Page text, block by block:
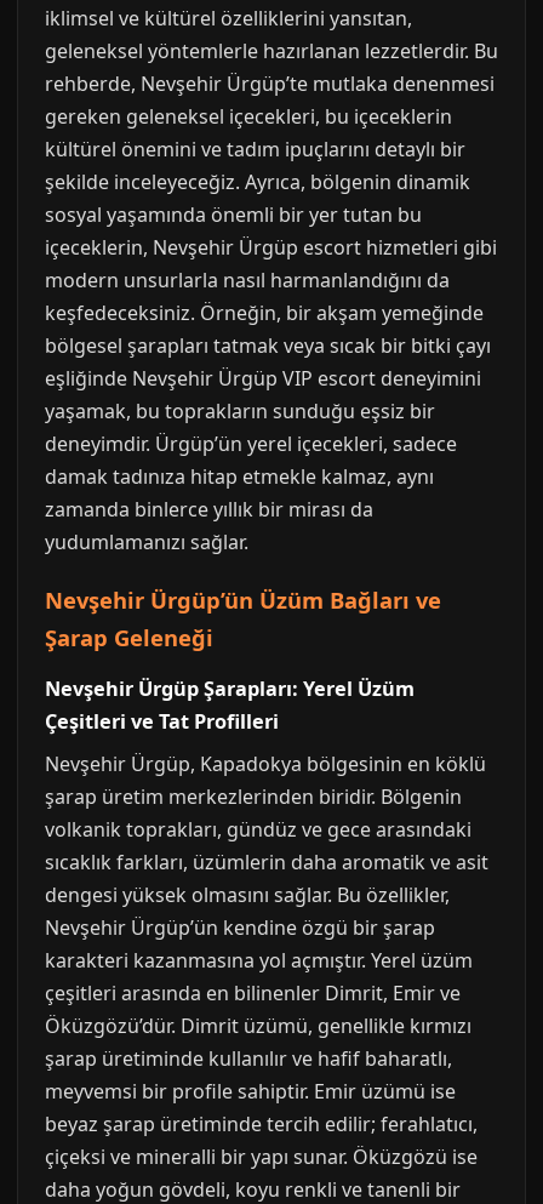
iklimsel ve kültürel özelliklerini yansıtan,
geleneksel yöntemlerle hazırlanan lezzetlerdir. Bu
rehberde, Nevşehir Ürgüp’te mutlaka denenmesi
gereken geleneksel içecekleri, bu içeceklerin
kültürel önemini ve tadım ipuçlarını detaylı bir
şekilde inceleyeceğiz. Ayrıca, bölgenin dinamik
sosyal yaşamında önemli bir yer tutan bu
içeceklerin, Nevşehir Ürgüp escort hizmetleri gibi
modern unsurlarla nasıl harmanlandığını da
keşfedeceksiniz. Örneğin, bir akşam yemeğinde
bölgesel şarapları tatmak veya sıcak bir bitki çayı
eşliğinde Nevşehir Ürgüp VIP escort deneyimini
yaşamak, bu toprakların sunduğu eşsiz bir
deneyimdir. Ürgüp’ün yerel içecekleri, sadece
damak tadınıza hitap etmekle kalmaz, aynı
zamanda binlerce yıllık bir mirası da
yudumlamanızı sağlar.
Nevşehir Ürgüp’ün Üzüm Bağları ve
Şarap Geleneği
Nevşehir Ürgüp Şarapları: Yerel Üzüm
Çeşitleri ve Tat Profilleri
Nevşehir Ürgüp, Kapadokya bölgesinin en köklü
şarap üretim merkezlerinden biridir. Bölgenin
volkanik toprakları, gündüz ve gece arasındaki
sıcaklık farkları, üzümlerin daha aromatik ve asit
dengesi yüksek olmasını sağlar. Bu özellikler,
Nevşehir Ürgüp’ün kendine özgü bir şarap
karakteri kazanmasına yol açmıştır. Yerel üzüm
çeşitleri arasında en bilinenler Dimrit, Emir ve
Öküzgözü’dür. Dimrit üzümü, genellikle kırmızı
şarap üretiminde kullanılır ve hafif baharatlı,
meyvemsi bir profile sahiptir. Emir üzümü ise
beyaz şarap üretiminde tercih edilir; ferahlatıcı,
çiçeksi ve mineralli bir yapı sunar. Öküzgözü ise
daha yoğun gövdeli, koyu renkli ve tanenli bir